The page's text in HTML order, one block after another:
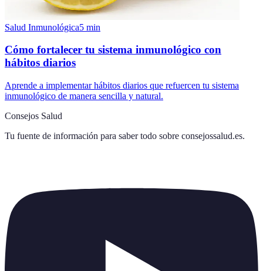
Salud Inmunológica5 min
Cómo fortalecer tu sistema inmunológico con
hábitos diarios
Aprende a implementar hábitos diarios que refuercen tu sistema
inmunológico de manera sencilla y natural.
Consejos Salud
Tu fuente de información para saber todo sobre consejossalud.es.